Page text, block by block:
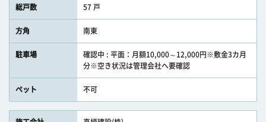
総戸数 57 戸
方角 南東
駐車場
確認中 : 平面：月額10,000～12,000円※敷金3カ月
分※空き状況は管理会社へ要確認
ペット 不可